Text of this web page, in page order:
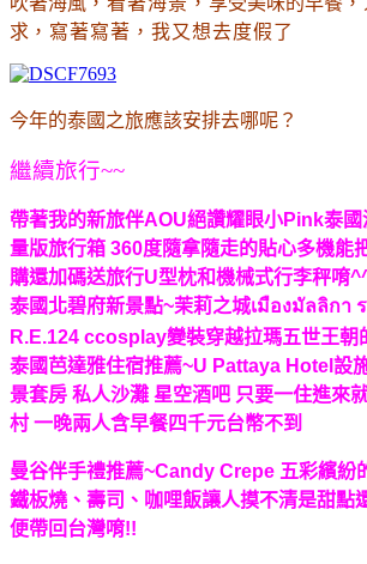
求 ，寫著寫著 ，我又想去度假了
今年的泰國之旅應該安排去哪呢 ？
繼續旅行~~
帶著我的新旅伴AOU絕讚耀眼小Pink泰
量版旅行箱 360度隨拿隨走的貼心多機能
購還加碼送旅行U型枕和機械式行李秤唷
泰國北碧府新景點~茉莉之城เมืองมัลลิกา
R.E.124 ccosplay變裝穿越拉瑪五世王朝
泰國芭達雅住宿推薦~U Pattaya Hotel設
景套房 私人沙灘 星空酒吧 只要一住進來
村 一晚兩人含早餐四千元台幣不到
曼谷伴手禮推薦~Candy Crepe 五彩繽紛
鐵板燒、壽司、咖哩飯讓人摸不清是甜點
便帶回台灣唷!!